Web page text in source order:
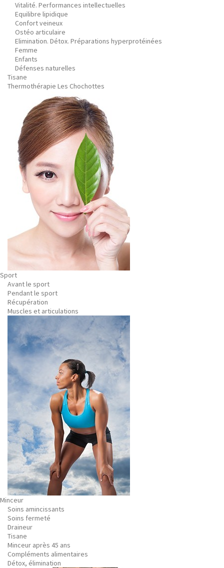
Vitalité. Performances intellectuelles
Equilibre lipidique
Confort veineux
Ostéo articulaire
Elimination. Détox. Préparations hyperprotéinées
Femme
Enfants
Défenses naturelles
Tisane
Thermothérapie Les Chochottes
Sport
Avant le sport
Pendant le sport
Récupération
Muscles et articulations
Minceur
Soins amincissants
Soins fermeté
Draineur
Tisane
Minceur après 45 ans
Compléments alimentaires
Détox, élimination